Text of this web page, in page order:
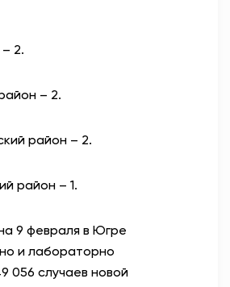
2.
– 2.
район – 2.
район – 1.
9 февраля в Югре
и лабораторно
056 случаев новой